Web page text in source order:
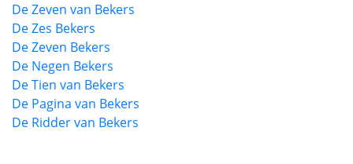
De Zeven van Bekers
De Zes Bekers
De Zeven Bekers
De Negen Bekers
De Tien van Bekers
De Pagina van Bekers
De Ridder van Bekers